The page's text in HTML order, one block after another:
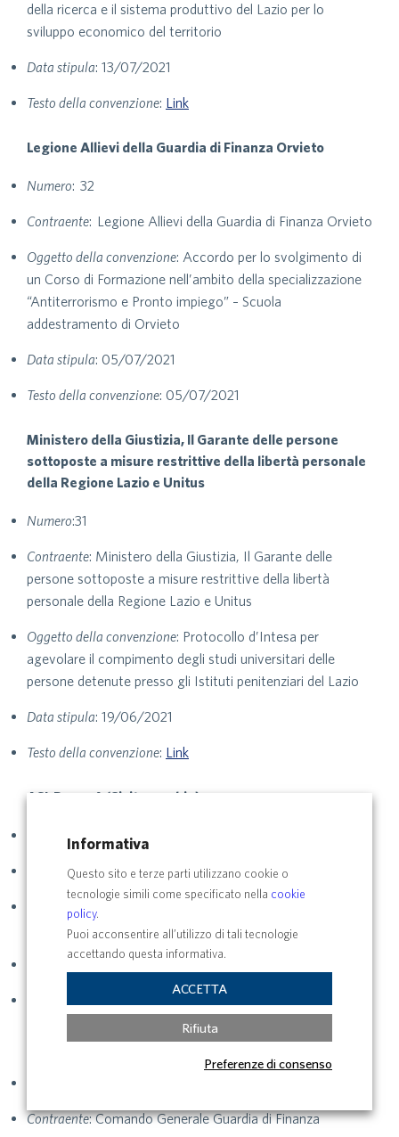
della ricerca e il sistema produttivo del Lazio per lo
sviluppo economico del territorio
Data stipula: 13/07/2021
Testo della convenzione: Link
Legione Allievi della Guardia di Finanza Orvieto
Numero: 32
Contraente: Legione Allievi della Guardia di Finanza Orvieto
Oggetto della convenzione: Accordo per lo svolgimento di
un Corso di Formazione nell’ambito della specializzazione
“Antiterrorismo e Pronto impiego” – Scuola
addestramento di Orvieto
Data stipula: 05/07/2021
Testo della convenzione: 05/07/2021
Ministero della Giustizia, Il Garante delle persone
sottoposte a misure restrittive della libertà personale
della Regione Lazio e Unitus
Numero:31
Contraente: Ministero della Giustizia, Il Garante delle
persone sottoposte a misure restrittive della libertà
personale della Regione Lazio e Unitus
Oggetto della convenzione: Protocollo d’Intesa per
agevolare il compimento degli studi universitari delle
persone detenute presso gli Istituti penitenziari del Lazio
Data stipula: 19/06/2021
Testo della convenzione: Link
ASL Roma 4 (Civitavecchia)
Numero : 30
Contraente: ASL Roma 4 (Civitavecchia)
Oggetto della convenzione
: Convenzione per una
collaborazione bilaterale scientifica
: 09/06/2021
Comando Generale Guardia di Finanza
Contraente: Comando Generale Guardia di Finanza
Informativa
Questo sito e terze parti utilizzano cookie o
tecnologie simili come specificato nella cookie
policy.
Puoi acconsentire all’utilizzo di tali tecnologie
accettando questa informativa.
ACCETTA
Rifiuta
Preferenze di consenso